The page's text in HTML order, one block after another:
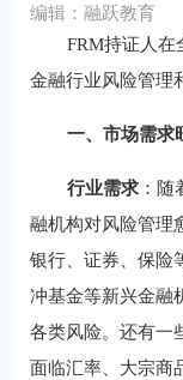
编辑：融跃教育
FRM持证人在
金融行业风险管理
一、市场需求
行业需求：随
融机构对风险管理
银行、证券、保险
冲基金等新兴金融
各类风险。还有一
面临汇率、大宗商